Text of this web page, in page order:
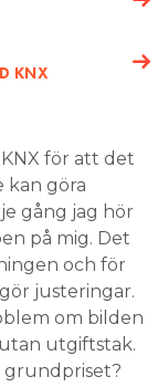
KNX
för att det
kan göra
gång jag hör
på mig. Det
och för
justeringar.
om bilden
utgiftstak.
grundpriset?